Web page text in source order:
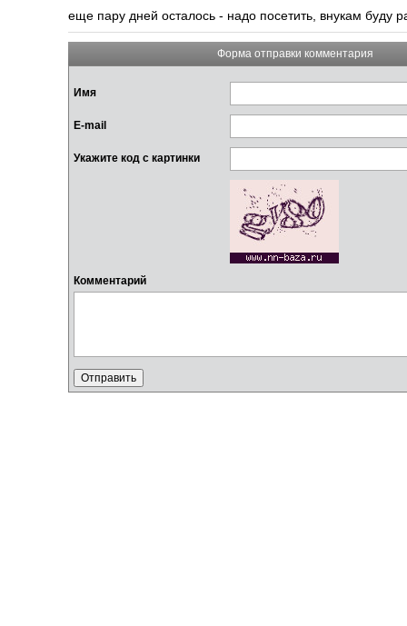
еще пару дней осталось - надо посетить, внукам буду
Форма отправки комментария
Имя
E-mail
Укажите код с картинки
Комментарий